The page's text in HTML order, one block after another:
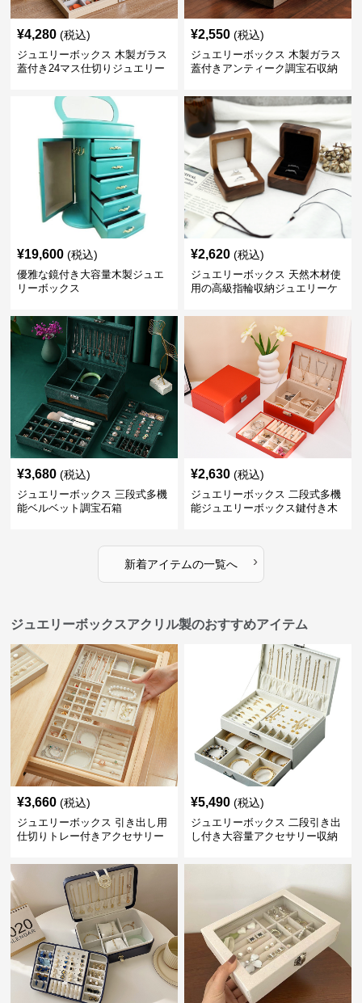
¥4,280 (税込)
ジュエリーボックス 木製ガラス
蓋付き24マス仕切りジュエリー
¥2,550 (税込)
ジュエリーボックス 木製ガラス
蓋付きアンティーク調宝石収納
¥19,600 (税込)
優雅な鏡付き大容量木製ジュエ
リーボックス
¥2,620 (税込)
ジュエリーボックス 天然木材使
用の高級指輪収納ジュエリーケ
¥3,680 (税込)
ジュエリーボックス 三段式多機
能ベルベット調宝石箱
¥2,630 (税込)
ジュエリーボックス 二段式多機
能ジュエリーボックス鍵付き木
新着アイテムの一覧へ ›
ジュエリーボックスアクリル製のおすすめアイテム
¥3,660 (税込)
ジュエリーボックス 引き出し用
仕切りトレー付きアクセサリー
¥5,490 (税込)
ジュエリーボックス 二段引き出
し付き大容量アクセサリー収納